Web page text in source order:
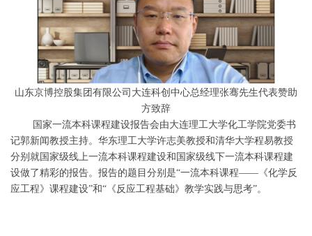
山东京博控股集团有限公司大连科创中心总经理张骞先生代表赞助
方致辞
国家一流本科课程建设报告会由大连理工大学化工学院党委书
记郭新闻教授主持。华东理工大学许志美教授和清华大学程易教授
分别就国家级线上一流本科课程建设和国家级线下一流本科课程建
设做了精彩的报告。报告的题目分别是“一流本科课程——《化学反
应工程》课程建设”和“《反应工程基础》教学实践与思考”。